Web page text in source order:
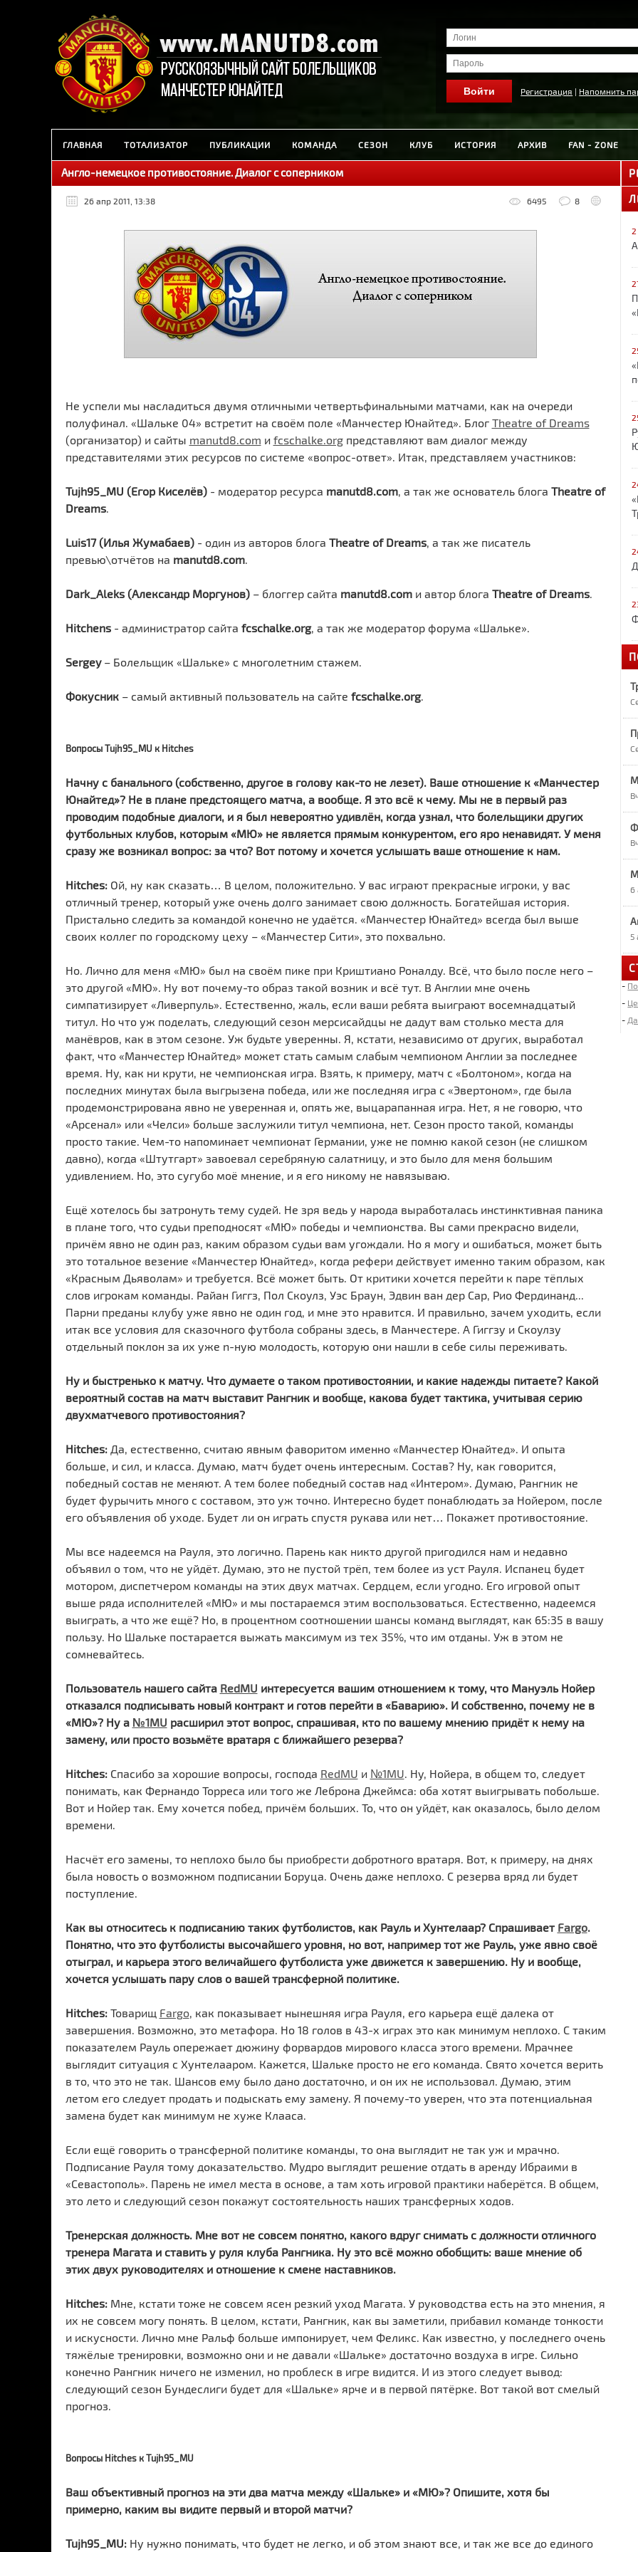
Регистрация | Напомнить
ГЛАВНАЯ ТОТАЛИЗАТОР ПУБЛИКАЦИИ КОМАНДА СЕЗОН КЛУБ ИСТОРИЯ АРХИВ FAN - ZONE
Англо-немецкое противостояние. Диалог с соперником
26 апр 2011, 13:38 6495 8
Не успели мы насладиться двумя отличными четвертьфинальными матчами, как на очереди
полуфинал. «Шальке 04» встретит на своём поле «Манчестер Юнайтед». Блог Theatre of Dreams
(организатор) и сайты manutd8.com и fcschalke.orgпредставляют вам диалог между
представителями этих ресурсов по системе «вопрос-ответ». Итак, представляем участников:
Tujh95_MU (Егор Киселёв)- модератор ресурса manutd8.com, а так же основатель блога Theatre of
Dreams.
Luis17 (Илья Жумабаев)- один из авторов блога Theatre of Dreams, а так же писатель
превью\отчётов на manutd8.com.
Dark_Aleks (Александр Моргунов)– блоггер сайта manutd8.comи автор блога Theatre of Dreams.
Hitchens- администратор сайта fcschalke.org, а так же модератор форума «Шальке».
Sergey– Болельщик «Шальке» с многолетним стажем.
Фокусник– самый активный пользователь на сайте fcschalke.org.
Вопросы Tujh95_MU к Hitches
Начну с банального (собственно, другое в голову как-то не лезет). Ваше отношение к «Манчестер
Юнайтед»? Не в плане предстоящего матча, а вообще. Я это всё к чему. Мы не в первый раз
проводим подобные диалоги, и я был невероятно удивлён, когда узнал, что болельщики других
футбольных клубов, которым «МЮ» не является прямым конкурентом, его яро ненавидят. У меня
сразу же возникал вопрос: за что? Вот потому и хочется услышать ваше отношение к нам.
Hitches:Ой, ну как сказать… В целом, положительно. У вас играют прекрасные игроки, у вас
отличный тренер, который уже очень долго занимает свою должность. Богатейшая история.
Пристально следить за командой конечно не удаётся. «Манчестер Юнайтед» всегда был выше
своих коллег по городскому цеху – «Манчестер Сити», это похвально.
Но. Лично для меня «МЮ» был на своём пике при Криштиано Роналду. Всё, что было после него –
это другой «МЮ». Ну вот почему-то образ такой возник и всё тут. В Англии мне очень
симпатизирует «Ливерпуль». Естественно, жаль, если ваши ребята выиграют восемнадцатый
титул. Но что уж поделать, следующий сезон мерсисайдцы не дадут вам столько места для
манёвров, как в этом сезоне. Уж будьте уверенны. Я, кстати, независимо от других, выработал
факт, что «Манчестер Юнайтед» может стать самым слабым чемпионом Англии за последнее
время. Ну, как ни крути, не чемпионская игра. Взять, к примеру, матч с «Болтоном», когда на
последних минутах была выгрызена победа, или же последняя игра с «Эвертоном», где была
продемонстрирована явно не уверенная и, опять же, выцарапанная игра. Нет, я не говорю, что
«Арсенал» или «Челси» больше заслужили титул чемпиона, нет. Сезон просто такой, команды
просто такие. Чем-то напоминает чемпионат Германии, уже не помню какой сезон (не слишком
давно), когда «Штутгарт» завоевал серебряную салатницу, и это было для меня большим
удивлением. Но, это сугубо моё мнение, и я его никому не навязываю.
Ещё хотелось бы затронуть тему судей. Не зря ведь у народа выработалась инстинктивная паника
в плане того, что судьи преподносят «МЮ» победы и чемпионства. Вы сами прекрасно видели,
причём явно не один раз, каким образом судьи вам угождали. Но я могу и ошибаться, может быть
это тотальное везение «Манчестер Юнайтед», когда рефери действует именно таким образом, как
«Красным Дьяволам» и требуется. Всё может быть. От критики хочется перейти к паре тёплых
слов игрокам команды. Райан Гиггз, Пол Скоулз, Уэс Браун, Эдвин ван дер Сар, Рио Фердинанд...
Парни преданы клубу уже явно не один год, и мне это нравится. И правильно, зачем уходить, если
итак все условия для сказочного футбола собраны здесь, в Манчестере. А Гиггзу и Скоулзу
отдельный поклон за их уже n-ную молодость, которую они нашли в себе силы переживать.
Ну и быстренько к матчу. Что думаете о таком противостоянии, и какие надежды питаете? Какой
вероятный состав на матч выставит Рангник и вообще, какова будет тактика, учитывая серию
двухматчевого противостояния?
Hitches:Да, естественно, считаю явным фаворитом именно «Манчестер Юнайтед». И опыта
больше, и сил, и класса. Думаю, матч будет очень интересным. Состав? Ну, как говорится,
победный состав не меняют. А тем более победный состав над «Интером». Думаю, Рангник не
будет фурычить много с составом, это уж точно. Интересно будет понаблюдать за Нойером, после
его объявления об уходе. Будет ли он играть спустя рукава или нет… Покажет противостояние.
Мы все надеемся на Рауля, это логично. Парень как никто другой пригодился нам и недавно
объявил о том, что не уйдёт. Думаю, это не пустой трёп, тем более из уст Рауля. Испанец будет
мотором, диспетчером команды на этих двух матчах. Сердцем, если угодно. Его игровой опыт
выше ряда исполнителей «МЮ» и мы постараемся этим воспользоваться. Естественно, надеемся
выиграть, а что же ещё? Но, в процентном соотношении шансы команд выглядят, как 65:35 в вашу
пользу. Но Шальке постарается выжать максимум из тех 35%, что им отданы. Уж в этом не
сомневайтесь.
Пользователь нашего сайта RedMU интересуется вашим отношением к тому, что Мануэль Нойер
отказался подписывать новый контракт и готов перейти в «Баварию». И собственно, почему не в
«МЮ»? Ну а №1MU расширил этот вопрос, спрашивая, кто по вашему мнению придёт к нему на
замену, или просто возьмёте вратаря с ближайшего резерва?
Hitches:Спасибо за хорошие вопросы, господа RedMU и №1MU. Ну, Нойера, в общем то, следует
понимать, как Фернандо Торреса или того же Леброна Джеймса: оба хотят выигрывать побольше.
Вот и Нойер так. Ему хочется побед, причём больших. То, что он уйдёт, как оказалось, было делом
времени.
Насчёт его замены, то неплохо было бы приобрести добротного вратаря. Вот, к примеру, на днях
была новость о возможном подписании Боруца. Очень даже неплохо. С резерва вряд ли будет
поступление.
Как вы относитесь к подписанию таких футболистов, как Рауль и Хунтелаар? Спрашивает Fargo.
Понятно, что это футболисты высочайшего уровня, но вот, например тот же Рауль, уже явно своё
отыграл, и карьера этого величайшего футболиста уже движется к завершению. Ну и вообще,
хочется услышать пару слов о вашей трансферной политике.
Hitches:Товарищ Fargo, как показывает нынешняя игра Рауля, его карьера ещё далека от
завершения. Возможно, это метафора. Но 18 голов в 43-х играх это как минимум неплохо. С таким
показателем Рауль опережает дюжину форвардов мирового класса этого времени. Мрачнее
выглядит ситуация с Хунтелааром. Кажется, Шальке просто не его команда. Свято хочется верить
в то, что это не так. Шансов ему было дано достаточно, и он их не использовал. Думаю, этим
летом его следует продать и подыскать ему замену. Я почему-то уверен, что эта потенциальная
замена будет как минимум не хуже Клааса.
Если ещё говорить о трансферной политике команды, то она выглядит не так уж и мрачно.
Подписание Рауля тому доказательство. Мудро выглядит решение отдать в аренду Ибраими в
«Севастополь». Парень не имел места в основе, а там хоть игровой практики наберётся. В общем,
это лето и следующий сезон покажут состоятельность наших трансферных ходов.
Тренерская должность. Мне вот не совсем понятно, какого вдруг снимать с должности отличного
тренера Магата и ставить у руля клуба Рангника. Ну это всё можно обобщить: ваше мнение об
этих двух руководителях и отношение к смене наставников.
Hitches:Мне, кстати тоже не совсем ясен резкий уход Магата. У руководства есть на это мнения, я
их не совсем могу понять. В целом, кстати, Рангник, как вы заметили, прибавил команде тонкости
и искусности. Лично мне Ральф больше импонирует, чем Феликс. Как известно, у последнего очень
тяжёлые тренировки, возможно они и не давали «Шальке» достаточно воздуха в игре. Сильно
конечно Рангник ничего не изменил, но проблеск в игре видится. И из этого следует вывод:
следующий сезон Бундеслиги будет для «Шальке» ярче и в первой пятёрке. Вот такой вот смелый
прогноз.
Вопросы Hitches к Tujh95_MU
Ваш объективный прогноз на эти два матча между «Шальке» и «МЮ»? Опишите, хотя бы
примерно, каким вы видите первый и второй матчи?
Tujh95_MU:Ну нужно понимать, что будет не легко, и об этом знают все, и так же все до единого
2
9
6
6
5
-
-
-